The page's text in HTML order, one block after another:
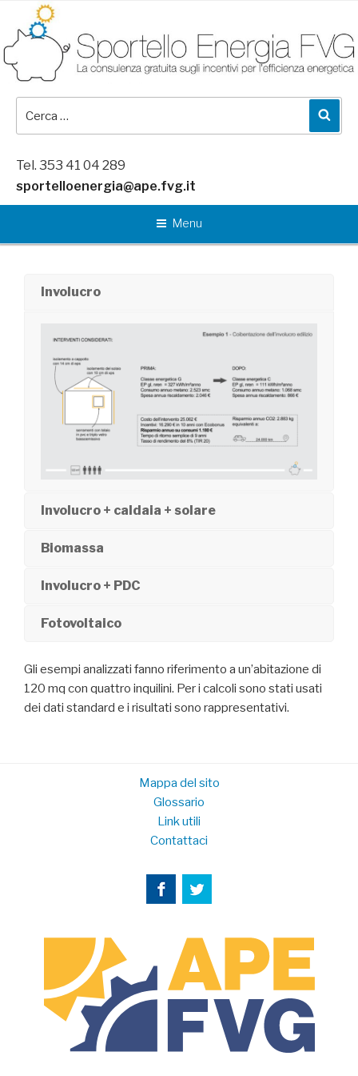
contenuto
Tel. 353 41 04 289
sportelloenergia@ape.fvg.it
Menu
Involucro
Involucro + caldaia + solare
Biomassa
Involucro + PDC
Fotovoltaico
Gli esempi analizzati fanno riferimento a un’abitazione di
120 mq con quattro inquilini. Per i calcoli sono stati usati
dei dati standard e i risultati sono rappresentativi.
Mappa del sito
Glossario
Link utili
Contattaci